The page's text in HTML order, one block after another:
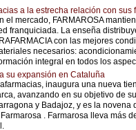
a la estrecha relación con sus
el mercado, FARMAROSA
franquiciada. La enseña
con las mejores
necesarios:
integral en todos los
su expansión en Cataluña
inaugura una nueva
avanzando en su objetivo de
y Badajoz, y es la
. Farmarosa lleva más